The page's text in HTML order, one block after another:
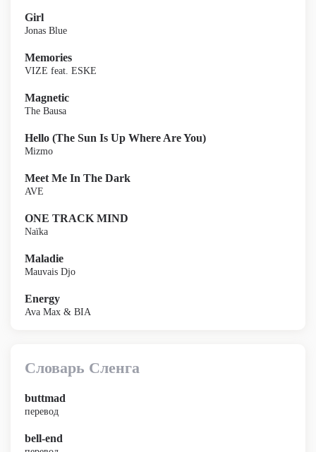
Girl
Jonas Blue
Memories
VIZE feat. ESKE
Magnetic
The Bausa
Hello (The Sun Is Up Where Are You)
Mizmo
Meet Me In The Dark
AVE
ONE TRACK MIND
Naïka
Maladie
Mauvais Djo
Energy
Ava Max & BIA
Словарь Сленга
buttmad
перевод
bell-end